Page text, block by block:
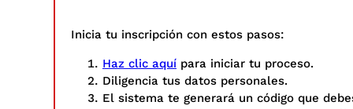
Inicia tu inscripción con estos pasos: ​
Haz clic aquí para iniciar tu proceso.
Diligencia tus datos personales.​
El sistema te generará un código que